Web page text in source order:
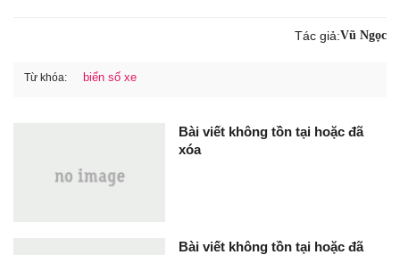
Tác giả:Vũ Ngọc
Từ khóa: biển số xe
Bài viết không tồn tại hoặc đã
xóa
Bài viết không tồn tại hoặc đã